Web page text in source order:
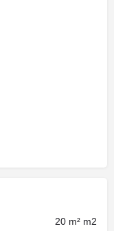
20 m² m2